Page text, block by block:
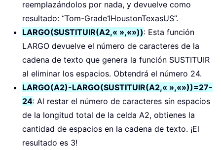
reemplazándolos por nada, y devuelve como
resultado: “Tom-Grade1HoustonTexasUS”.
LARGO(SUSTITUIR(A2,« »,«»)): Esta función
LARGO devuelve el número de caracteres de la
cadena de texto que genera la función SUSTITUIR
al eliminar los espacios. Obtendrá el número 24.
LARGO(A2)-LARGO(SUSTITUIR(A2,« »,«»))=27-
24: Al restar el número de caracteres sin espacios
de la longitud total de la celda A2, obtienes la
cantidad de espacios en la cadena de texto. ¡El
resultado es 3!